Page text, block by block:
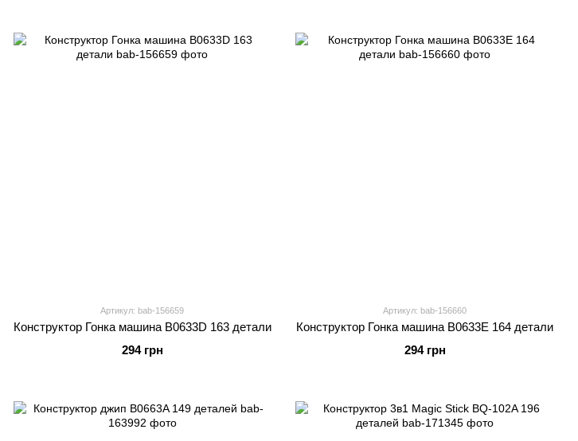
Артикул: bab-156659
Конструктор Гонка машина B0633D 163 детали
294 грн
Артикул: bab-156660
Конструктор Гонка машина B0633E 164 детали
294 грн